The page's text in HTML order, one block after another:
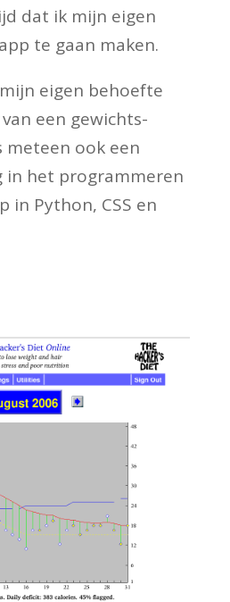
dat ik mijn eigen
te gaan maken.
eigen behoefte
een gewichts-
meteen ook een
in het programmeren
in Python, CSS en